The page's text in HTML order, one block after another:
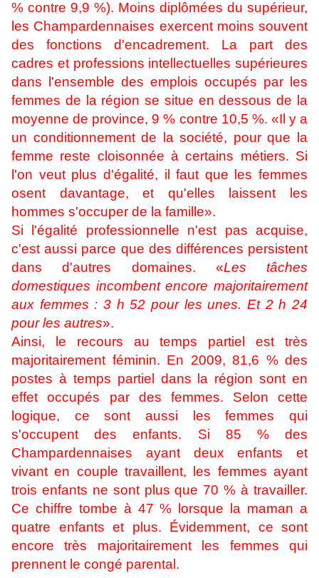
% contre 9,9 %). Moins diplômées du supérieur,
les Champardennaises exercent moins souvent
des fonctions d'encadrement. La part des
cadres et professions intellectuelles supérieures
dans l'ensemble des emplois occupés par les
femmes de la région se situe en dessous de la
moyenne de province, 9 % contre 10,5 %. «Il y a
un conditionnement de la société, pour que la
femme reste cloisonnée à certains métiers. Si
l'on veut plus d'égalité, il faut que les femmes
osent davantage, et qu'elles laissent les
hommes s'occuper de la famille».
Si l'égalité professionnelle n'est pas acquise,
c'est aussi parce que des différences persistent
dans d'autres domaines. «Les tâches
domestiques incombent encore majoritairement
aux femmes : 3 h 52 pour les unes. Et 2 h 24
pour les autres».
Ainsi, le recours au temps partiel est très
majoritairement féminin. En 2009, 81,6 % des
postes à temps partiel dans la région sont en
effet occupés par des femmes.
Selon cette
logique, ce sont aussi les femmes qui
s'occupent des enfants. Si 85 % des
Champardennaises ayant deux enfants et
vivant en couple travaillent, les femmes ayant
trois enfants ne sont plus que 70 % à travailler.
Ce chiffre tombe à 47 % lorsque la maman a
quatre enfants et plus. Évidemment, ce sont
encore très majoritairement les femmes qui
prennent le congé parental.